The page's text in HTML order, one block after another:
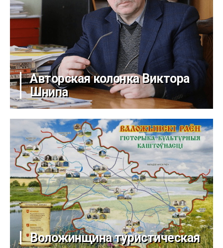
Авторская колонка Виктора
Шнипа
Воложинщина туристическая